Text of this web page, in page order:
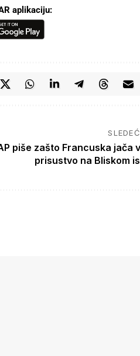
aplikaciju:
piše zašto Francuska jača
prisustvo na Bliskom